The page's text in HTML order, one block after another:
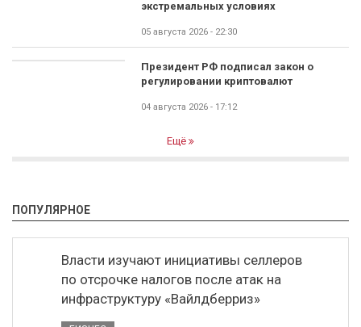
экстремальных условиях
05 августа 2026 - 22:30
Президент РФ подписал закон о
регулировании криптовалют
04 августа 2026 - 17:12
Ещё
ПОПУЛЯРНОЕ
Власти изучают инициативы селлеров
по отсрочке налогов после атак на
инфраструктуру «Вайлдберриз»